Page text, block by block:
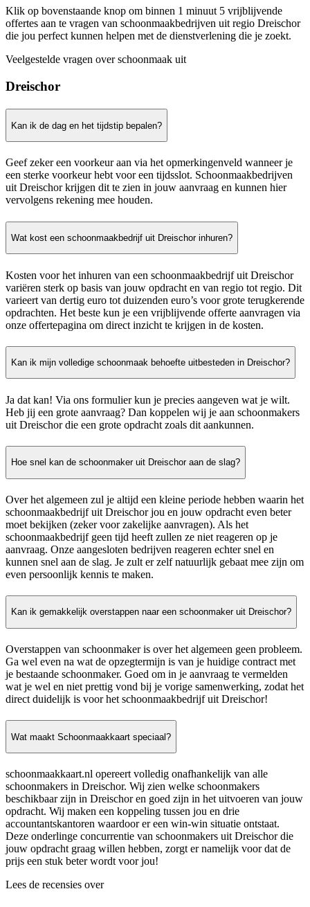
Klik op bovenstaande knop om binnen 1 minuut 5 vrijblijvende
offertes aan te vragen van schoonmaakbedrijven uit regio Dreischor
die jou perfect kunnen helpen met de dienstverlening die je zoekt.
Veelgestelde vragen over schoonmaak uit
Dreischor
Kan ik de dag en het tijdstip bepalen?
Geef zeker een voorkeur aan via het opmerkingenveld wanneer je
een sterke voorkeur hebt voor een tijdsslot. Schoonmaakbedrijven
uit Dreischor krijgen dit te zien in jouw aanvraag en kunnen hier
vervolgens rekening mee houden.
Wat kost een schoonmaakbedrijf uit Dreischor inhuren?
Kosten voor het inhuren van een schoonmaakbedrijf uit Dreischor
variëren sterk op basis van jouw opdracht en van regio tot regio. Dit
varieert van dertig euro tot duizenden euro’s voor grote terugkerende
opdrachten. Het beste kun je een vrijblijvende offerte aanvragen via
onze offertepagina om direct inzicht te krijgen in de kosten.
Kan ik mijn volledige schoonmaak behoefte uitbesteden in Dreischor?
Ja dat kan! Via ons formulier kun je precies aangeven wat je wilt.
Heb jij een grote aanvraag? Dan koppelen wij je aan schoonmakers
uit Dreischor die een grote opdracht zoals dit aankunnen.
Hoe snel kan de schoonmaker uit Dreischor aan de slag?
Over het algemeen zul je altijd een kleine periode hebben waarin het
schoonmaakbedrijf uit Dreischor jou en jouw opdracht even beter
moet bekijken (zeker voor zakelijke aanvragen). Als het
schoonmaakbedrijf geen tijd heeft zullen ze niet reageren op je
aanvraag. Onze aangesloten bedrijven reageren echter snel en
kunnen snel aan de slag. Je zult er zelf natuurlijk gebaat mee zijn om
even persoonlijk kennis te maken.
Kan ik gemakkelijk overstappen naar een schoonmaker uit Dreischor?
Overstappen van schoonmaker is over het algemeen geen probleem.
Ga wel even na wat de opzegtermijn is van je huidige contract met
je bestaande schoonmaker. Goed om in je aanvraag te vermelden
wat je wel en niet prettig vond bij je vorige samenwerking, zodat het
direct duidelijk is voor het schoonmaakbedrijf uit Dreischor!
Wat maakt Schoonmaakkaart speciaal?
schoonmaakkaart.nl opereert volledig onafhankelijk van alle
schoonmakers in Dreischor. Wij zien welke schoonmakers
beschikbaar zijn in Dreischor en goed zijn in het uitvoeren van jouw
opdracht. Wij maken een koppeling tussen jou en drie
accountantskantoren waardoor er een win-win situatie ontstaat.
Deze onderlinge concurrentie van schoonmakers uit Dreischor die
jouw opdracht graag willen hebben, zorgt er namelijk voor dat de
prijs een stuk beter wordt voor jou!
Lees de recensies over